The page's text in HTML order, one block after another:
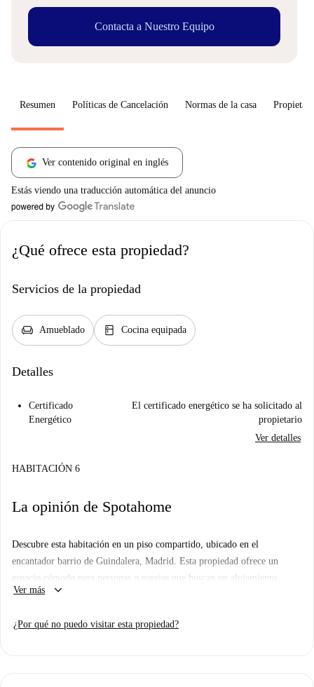
Contacta a Nuestro Equipo
Resumen Políticas de Cancelación Normas de la casa
Ver contenido original en inglés
Estás viendo una traducción automática del anuncio
¿Qué ofrece esta propiedad?
Servicios de la propiedad
chair Amueblado kitchen Cocina equipada
Detalles
Certificado
Energético
El certificado energético se ha solicitado al
propietario
Ver detalles
HABITACIÓN 6
La opinión de Spotahome
Descubre esta habitación en un piso compartido, ubicado en el
encantador barrio de Guindalera, Madrid. Esta propiedad ofrece un
espacio cómodo para personas o parejas que buscan un alojamiento
acogedor en la ciudad. El apartamento se beneficia del exhaustivo
propietarios para tu tranquilidad.
Ver más keyboard_arrow_down
¿Por qué no puedo visitar esta propiedad?